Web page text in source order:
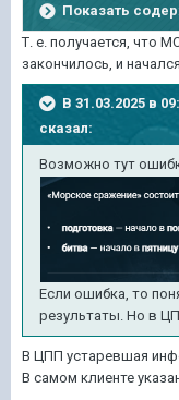
Показать
Т. е. получается, что
закончилось, и
В 31.03.2025 в
сказал:
Возможно тут
Если ошибка, то
результаты. Но в
В ЦПП устаревшая
В самом клиенте